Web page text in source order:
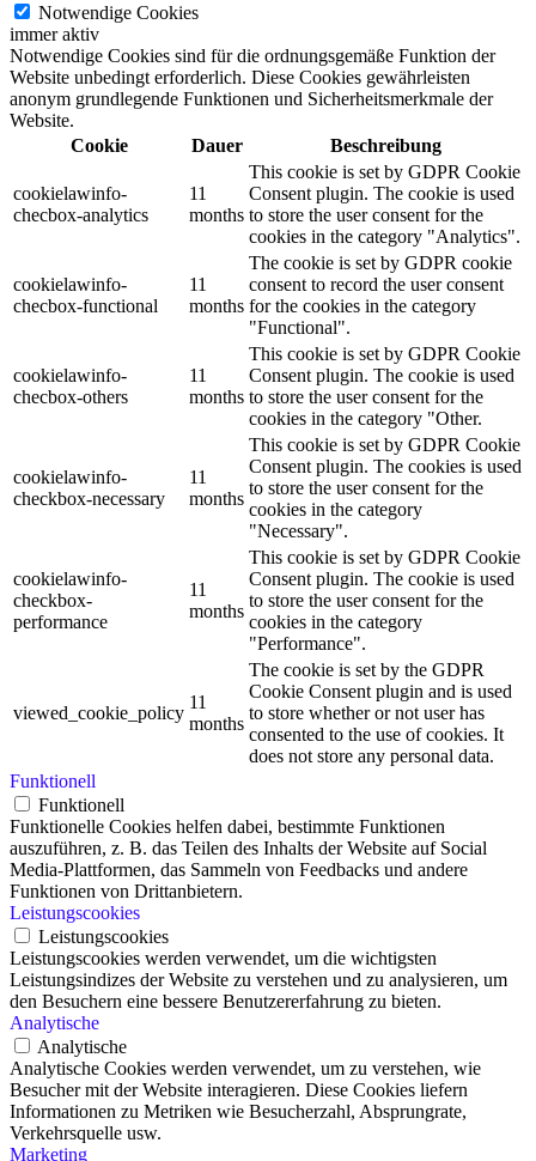
Notwendige Cookies
immer aktiv
Notwendige Cookies sind für die ordnungsgemäße Funktion der
Website unbedingt erforderlich. Diese Cookies gewährleisten
anonym grundlegende Funktionen und Sicherheitsmerkmale der
Website.
Cookie
Dauer Beschreibung
cookielawinfo-
checbox-analytics
11
months
This cookie is set by GDPR Cookie
Consent plugin. The cookie is used
to store the user consent for the
cookies in the category "Analytics".
cookielawinfo-
checbox-functional
11
months
The cookie is set by GDPR cookie
consent to record the user consent
for the cookies in the category
"Functional".
cookielawinfo-
checbox-others
11
months
This cookie is set by GDPR Cookie
Consent plugin. The cookie is used
to store the user consent for the
cookies in the category "Other.
cookielawinfo-
checkbox-necessary
11
months
This cookie is set by GDPR Cookie
Consent plugin. The cookies is used
to store the user consent for the
cookies in the category
"Necessary".
cookielawinfo-
checkbox-
performance
11
months
This cookie is set by GDPR Cookie
Consent plugin. The cookie is used
to store the user consent for the
cookies in the category
"Performance".
viewed_cookie_policy
11
months
The cookie is set by the GDPR
Cookie Consent plugin and is used
to store whether or not user has
consented to the use of cookies. It
does not store any personal data.
Funktionell
Funktionell
Funktionelle Cookies helfen dabei, bestimmte Funktionen
auszuführen, z. B. das Teilen des Inhalts der Website auf Social
Media-Plattformen, das Sammeln von Feedbacks und andere
Funktionen von Drittanbietern.
Leistungscookies
Leistungscookies
Leistungscookies werden verwendet, um die wichtigsten
Leistungsindizes der Website zu verstehen und zu analysieren, um
den Besuchern eine bessere Benutzererfahrung zu bieten.
Analytische
Analytische
Analytische Cookies werden verwendet, um zu verstehen, wie
Besucher mit der Website interagieren. Diese Cookies liefern
Informationen zu Metriken wie Besucherzahl, Absprungrate,
Verkehrsquelle usw.
Marketing